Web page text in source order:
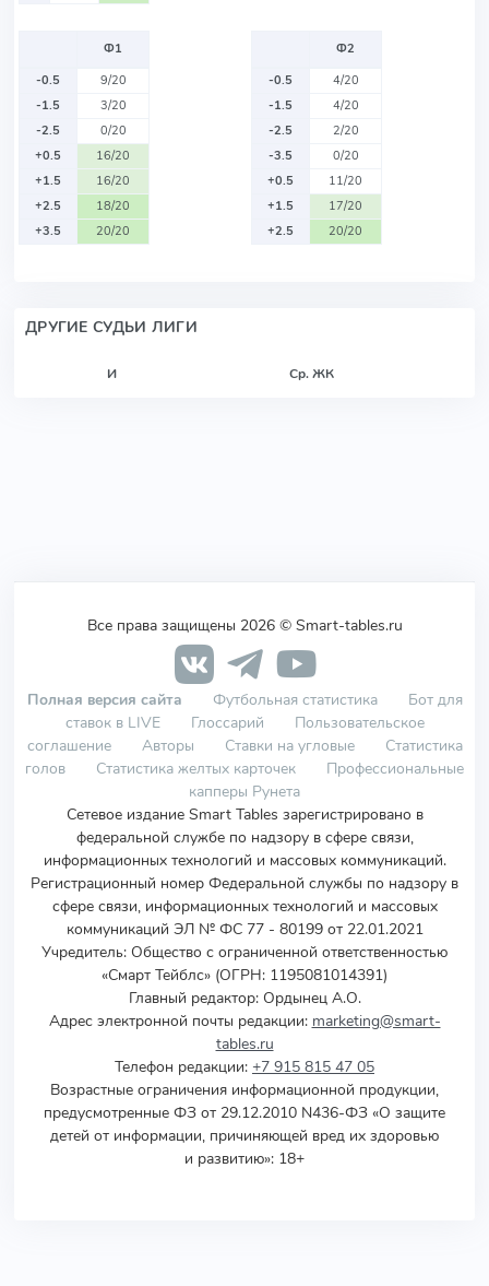
Ф1
-0.5
9/20
-1.5
3/20
-2.5
0/20
+0.5
16/20
+1.5
16/20
+2.5
18/20
+3.5
20/20
Ф2
-0.5
4/20
-1.5
4/20
-2.5
2/20
-3.5
0/20
+0.5
11/20
+1.5
17/20
+2.5
20/20
ДРУГИЕ СУДЬИ ЛИГИ
И Ср. ЖК
Все права защищены 2026 © Smart-tables.ru
Полная версия сайта Футбольная статистика
Бот для
ставок в LIVE
Глоссарий
Пользовательское
соглашение
Авторы Ставки на угловые
Статистика
голов
Статистика желтых карточек
Профессиональные
капперы Рунета
Сетевое издание Smart Tables зарегистрировано в
федеральной службе по надзору в сфере связи,
информационных технологий и массовых коммуникаций.
Регистрационный номер Федеральной службы по надзору в
сфере связи, информационных технологий и массовых
коммуникаций ЭЛ № ФС 77 - 80199 от 22.01.2021
Учредитель: Общество с ограниченной ответственностью
«Смарт Тейблс» (ОГРН: 1195081014391)
Главный редактор: Ордынец А.О.
Адрес электронной почты редакции: marketing@smart-
tables.ru
Телефон редакции: +7 915 815 47 05
Возрастные ограничения информационной продукции,
предусмотренные ФЗ от 29.12.2010 N436-ФЗ «О защите
детей от информации, причиняющей вред их здоровью
и развитию»: 18+